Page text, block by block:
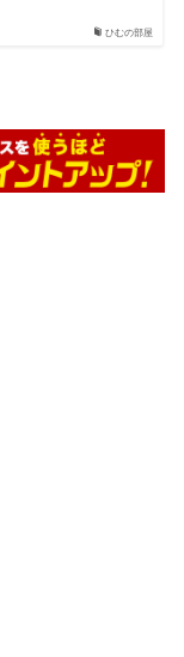
ひむの部屋